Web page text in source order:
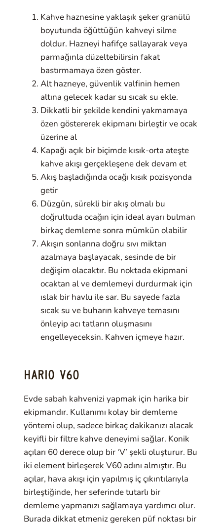
Kahve haznesine yaklaşık şeker granülü
boyutunda öğüttüğün kahveyi silme
doldur. Hazneyi hafifçe sallayarak veya
parmağınla düzeltebilirsin fakat
bastırmamaya özen göster.
Alt hazneye, güvenlik valfinin hemen
altına gelecek kadar su sıcak su ekle.
Dikkatli bir şekilde kendini yakmamaya
özen göstererek ekipmanı birleştir ve ocak
üzerine al
Kapağı açık bir biçimde kısık-orta ateşte
kahve akışı gerçekleşene dek devam et
Akış başladığında ocağı kısık pozisyonda
getir
Düzgün, sürekli bir akış olmalı bu
doğrultuda ocağın için ideal ayarı bulman
birkaç demleme sonra mümkün olabilir
Akışın sonlarına doğru sıvı miktarı
azalmaya başlayacak, sesinde de bir
değişim olacaktır. Bu noktada ekipmani
ocaktan al ve demlemeyi durdurmak için
ıslak bir havlu ile sar. Bu sayede fazla
sıcak su ve buharın kahveye temasını
önleyip acı tatların oluşmasını
engelleyeceksin. Kahven içmeye hazır.
HARIO V60
Evde sabah kahvenizi yapmak için harika bir
ekipmandır. Kullanımı kolay bir demleme
yöntemi olup, sadece birkaç dakikanızı alacak
keyifli bir filtre kahve deneyimi sağlar. Konik
açıları 60 derece olup bir ‘V’ şekli oluşturur. Bu
iki element birleşerek V60 adını almıştır. Bu
açılar, hava akışı için yapılmış iç çıkıntılarıyla
birleştiğinde, her seferinde tutarlı bir
demleme yapmanızı sağlamaya yardımcı olur.
Burada dikkat etmeniz gereken püf noktası bir